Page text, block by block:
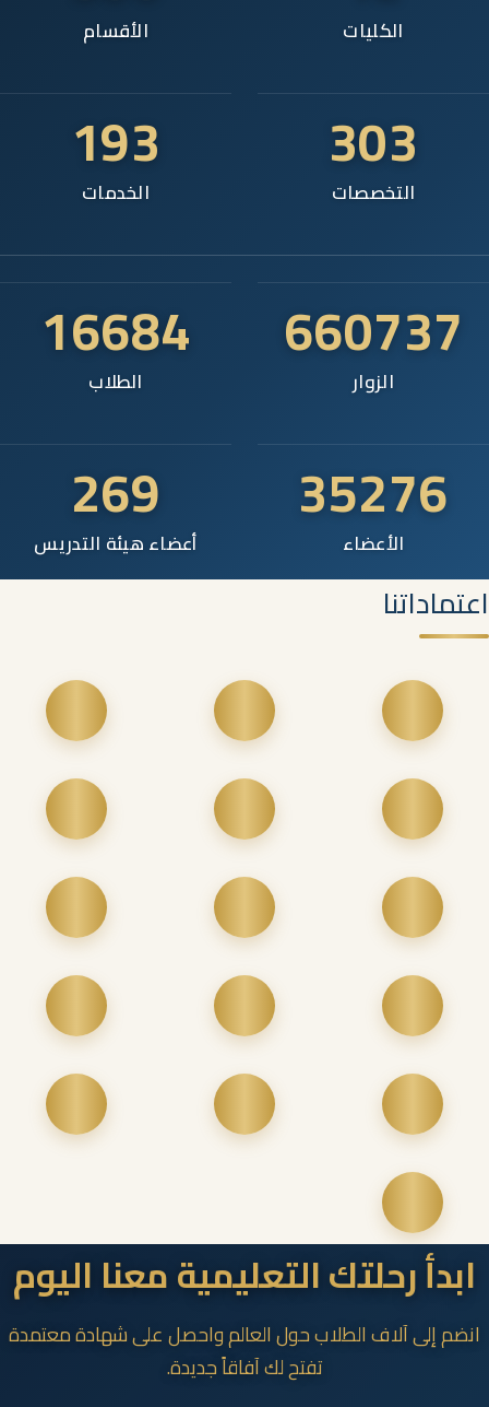
الكليات الأقسام
303
التخصصات
193
الخدمات
660737
الزوار
16684
الطلاب
35276
الأعضاء
269
أعضاء هيئة التدريس
اعتماداتنا
ابدأ رحلتك التعليمية معنا اليوم
انضم إلى آلاف الطلاب حول العالم واحصل على شهادة معتمدة
تفتح لك آفاقاً جديدة.